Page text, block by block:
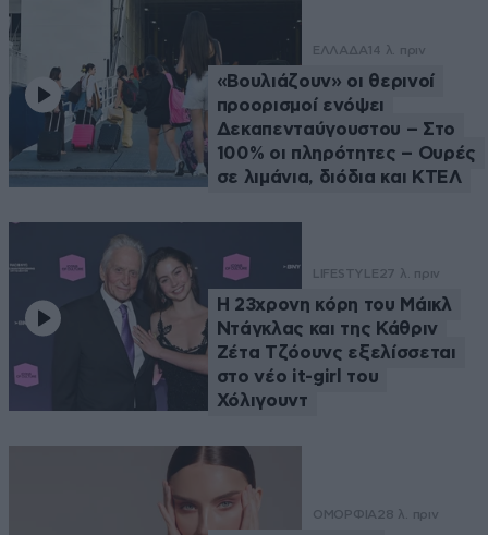
ΕΛΛΑΔΑ 14 λ. πριν
«Βουλιάζουν» οι θερινοί
προορισμοί ενόψει
Δεκαπενταύγουστου – Στο
100% οι πληρότητες – Ουρές
σε λιμάνια, διόδια και ΚΤΕΛ
LIFESTYLE27 λ. πριν
Η 23χρονη κόρη τoυ Μάικλ
Ντάγκλας και της Κάθριν
Ζέτα Τζόουνς εξελίσσεται
στο νέο it-girl του
Χόλιγουντ
ΟΜΟΡΦΙΑ28 λ. πριν